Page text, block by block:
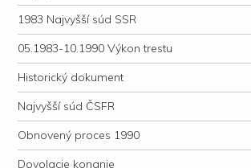
1983 Najvyšší súd SSR
05.1983-10.1990 Výkon trestu
Historický dokument
Najvyšší súd ČSFR
Obnovený proces 1990
Dovolacie konanie